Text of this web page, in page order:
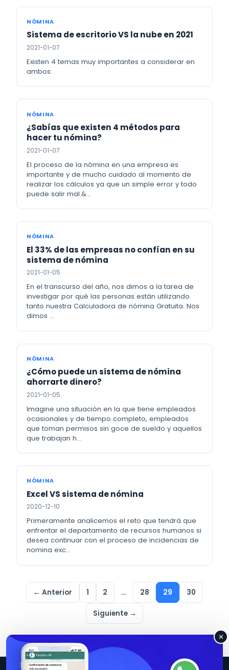
NÓMINA
Sistema de escritorio VS la nube en 2021
2021-01-07
Existen 4 temas muy importantes a considerar en
ambos:
NÓMINA
¿Sabías que existen 4 métodos para
hacer tu nómina?
2021-01-07
El proceso de la nómina en una empresa es
importante y de mucho cuidado al momento de
realizar los cálculos ya que un simple error y todo
puede salir mal.&…
NÓMINA
El 33% de las empresas no confían en su
sistema de nómina
2021-01-05
En el transcurso del año, nos dimos a la tarea de
investigar por qué las personas están utilizando
tanto nuestra Calculadora de nómina Gratuita. Nos
dimos …
NÓMINA
¿Cómo puede un sistema de nómina
ahorrarte dinero?
2021-01-05
Imagine una situación en la que tiene empleados
ocasionales y de tiempo completo, empleados
que toman permisos sin goce de sueldo y aquellos
que trabajan h…
NÓMINA
Excel VS sistema de nómina
2020-12-10
Primeramente analicemos el reto que tendrá que
enfrentar el departamento de recursos humanos si
desea continuar con el proceso de incidencias de
nomina exc…
← Anterior 1 2 … 28 29 30
Siguiente →
✕